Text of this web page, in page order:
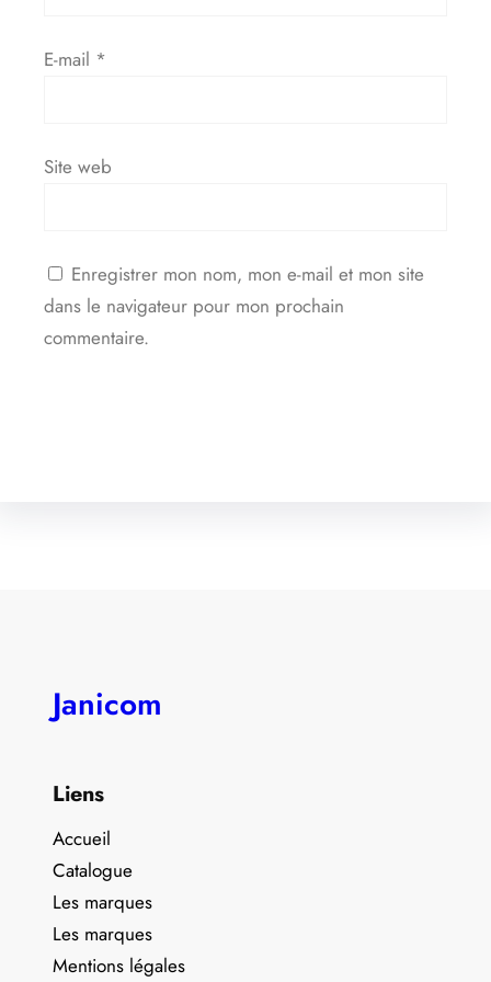
E-mail *
Site web
Enregistrer mon nom, mon e-mail et mon site
dans le navigateur pour mon prochain
commentaire.
Janicom
Liens
Accueil
Catalogue
Les marques
Les marques
Mentions légales